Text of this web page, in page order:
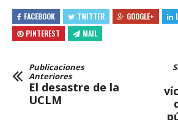
FACEBOOK TWITTER GOOGLE+
PINTEREST
MAIL
Publicaciones
Anteriores
El desastre de la
UCLM